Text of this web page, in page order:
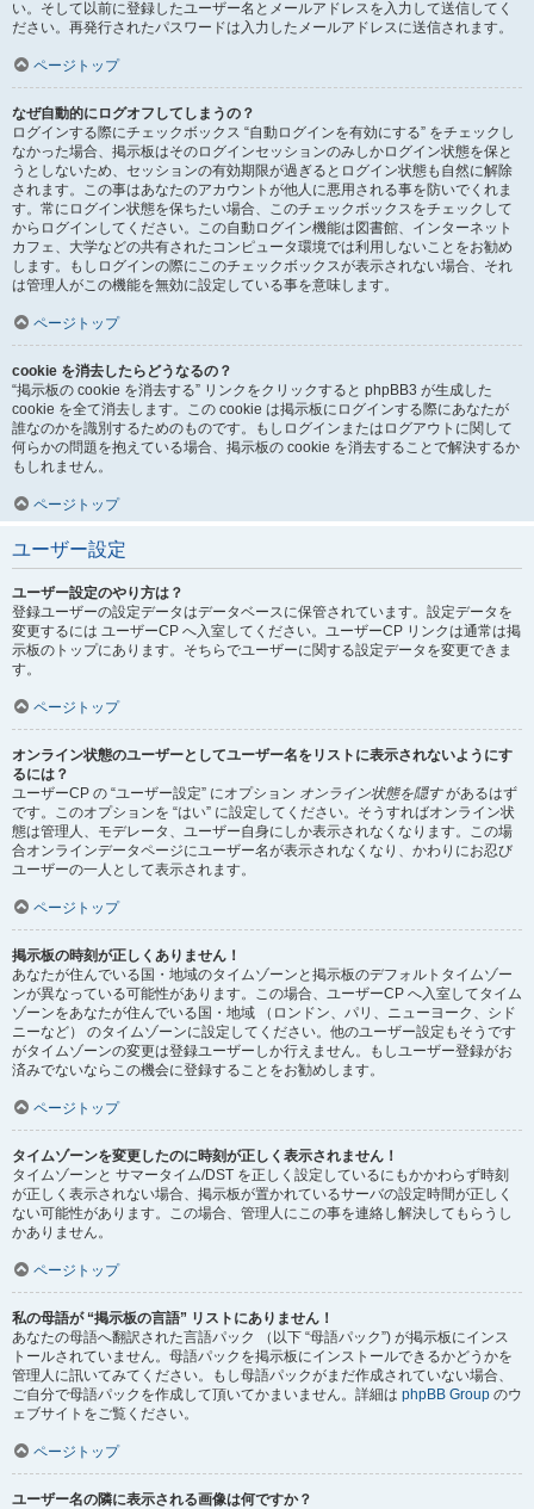
い。そして以前に登録したユーザー名とメールアドレスを入力して送信してく
ださい。再発行されたパスワードは入力したメールアドレスに送信されます。
ページトップ
なぜ自動的にログオフしてしまうの？
ログインする際にチェックボックス “自動ログインを有効にする” をチェックし
なかった場合、掲示板はそのログインセッションのみしかログイン状態を保と
うとしないため、セッションの有効期限が過ぎるとログイン状態も自然に解除
されます。この事はあなたのアカウントが他人に悪用される事を防いでくれま
す。常にログイン状態を保ちたい場合、このチェックボックスをチェックして
からログインしてください。この自動ログイン機能は図書館、インターネット
カフェ、大学などの共有されたコンピュータ環境では利用しないことをお勧め
します。もしログインの際にこのチェックボックスが表示されない場合、それ
は管理人がこの機能を無効に設定している事を意味します。
ページトップ
cookie を消去したらどうなるの？
“掲示板の cookie を消去する” リンクをクリックすると phpBB3 が生成した
cookie を全て消去します。この cookie は掲示板にログインする際にあなたが
誰なのかを識別するためのものです。もしログインまたはログアウトに関して
何らかの問題を抱えている場合、掲示板の cookie を消去することで解決するか
もしれません。
ページトップ
ユーザー設定
ユーザー設定のやり方は？
登録ユーザーの設定データはデータベースに保管されています。設定データを
変更するには ユーザーCP へ入室してください。ユーザーCP リンクは通常は掲
示板のトップにあります。そちらでユーザーに関する設定データを変更できま
す。
ページトップ
オンライン状態のユーザーとしてユーザー名をリストに表示されないようにす
るには？
ユーザーCP の “ユーザー設定” にオプション オンライン状態を隠すがあるはず
です。このオプションを “はい” に設定してください。そうすればオンライン状
態は管理人、モデレータ、ユーザー自身にしか表示されなくなります。この場
合オンラインデータページにユーザー名が表示されなくなり、かわりにお忍び
ユーザーの一人として表示されます。
ページトップ
掲示板の時刻が正しくありません！
あなたが住んでいる国・地域のタイムゾーンと掲示板のデフォルトタイムゾー
ンが異なっている可能性があります。この場合、ユーザーCP へ入室してタイム
ゾーンをあなたが住んでいる国・地域 （ロンドン、パリ、ニューヨーク、シド
ニーなど） のタイムゾーンに設定してください。他のユーザー設定もそうです
がタイムゾーンの変更は登録ユーザーしか行えません。もしユーザー登録がお
済みでないならこの機会に登録することをお勧めします。
ページトップ
タイムゾーンを変更したのに時刻が正しく表示されません！
タイムゾーンと サマータイム/DST を正しく設定しているにもかかわらず時刻
が正しく表示されない場合、掲示板が置かれているサーバの設定時間が正しく
ない可能性があります。この場合、管理人にこの事を連絡し解決してもらうし
かありません。
ページトップ
私の母語が “掲示板の言語” リストにありません！
あなたの母語へ翻訳された言語パック （以下 “母語パック”) が掲示板にインス
トールされていません。母語パックを掲示板にインストールできるかどうかを
管理人に訊いてみてください。もし母語パックがまだ作成されていない場合、
ご自分で母語パックを作成して頂いてかまいません。詳細は phpBB Group のウ
ェブサイトをご覧ください。
ページトップ
ユーザー名の隣に表示される画像は何ですか？